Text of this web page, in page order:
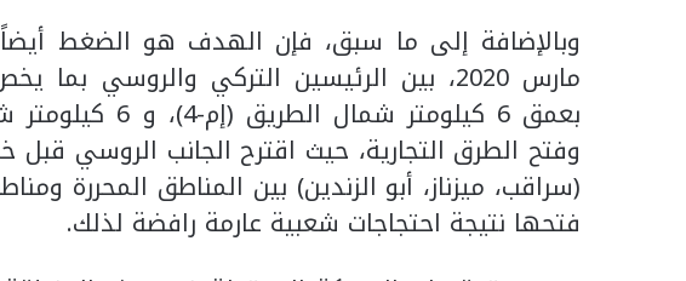
مارس 2020، بين الرئيسين التركي والروسي
بعمق 6 كيلومتر
وفتح الطرق التجارية، حيث اقترح الجانب الروسي
(سراقب، ميزناز، أبو الزندين) بين المناطق المحررة
فتحها نتيجة احتجاجات شعبية عارمة رافضة لذلك.